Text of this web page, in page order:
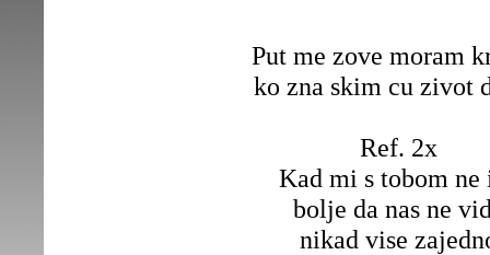
Put me zove moram
ko zna skim cu zivot
Ref. 2x
Kad mi s tobom ne
bolje da nas ne
nikad vise